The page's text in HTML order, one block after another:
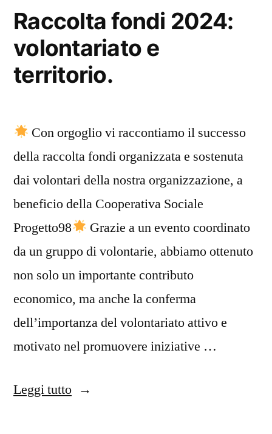
“Si_Cura
Volentieri
Volontari”
Raccolta fondi 2024:
volontariato e
territorio.
Con orgoglio vi raccontiamo il successo
della raccolta fondi organizzata e sostenuta
dai volontari della nostra organizzazione, a
beneficio della Cooperativa Sociale
Progetto98
Grazie a un evento coordinato
da un gruppo di volontarie, abbiamo ottenuto
non solo un importante contributo
economico, ma anche la conferma
dell’importanza del volontariato attivo e
motivato nel promuovere iniziative …
Leggi tutto“Raccolta